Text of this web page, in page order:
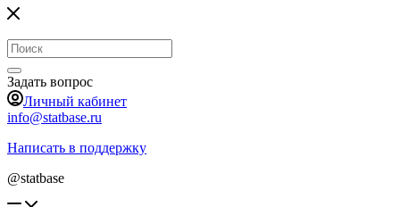
Задать вопрос
Личный кабинет
info@statbase.ru
Написать в поддержку
@statbase